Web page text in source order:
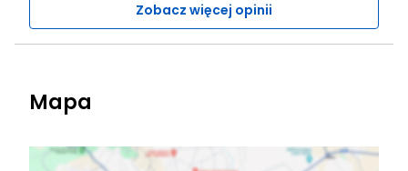
Zobacz więcej opinii
Mapa